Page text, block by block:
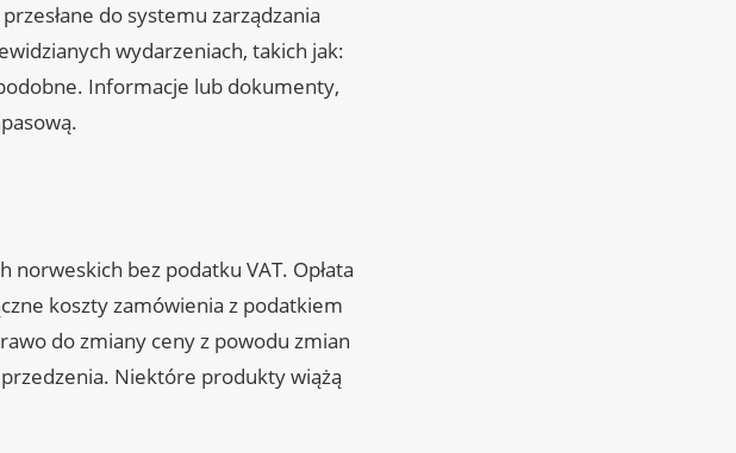
do systemu zarządzania
wydarzeniach, takich jak:
Informacje lub dokumenty,
bez podatku VAT. Opłata
koszty zamówienia z podatkiem
do zmiany ceny z powodu zmian
Niektóre produkty wiążą